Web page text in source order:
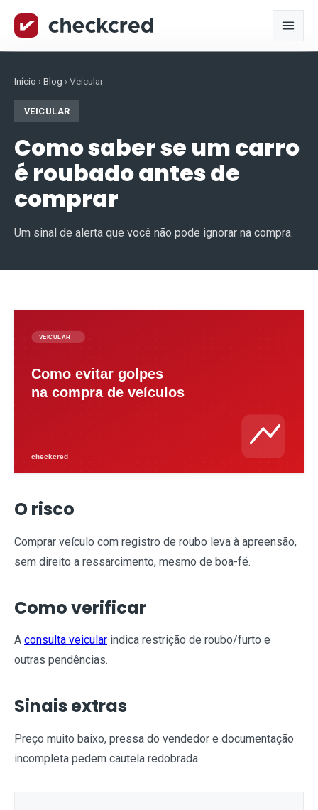
Início ›Blog ›Veicular
VEICULAR
Como saber se um carro
é roubado antes de
comprar
Um sinal de alerta que você não pode ignorar na compra.
O risco
Comprar veículo com registro de roubo leva à apreensão,
sem direito a ressarcimento, mesmo de boa-fé.
Como verificar
A consulta veicular indica restrição de roubo/furto e
outras pendências.
Sinais extras
Preço muito baixo, pressa do vendedor e documentação
incompleta pedem cautela redobrada.